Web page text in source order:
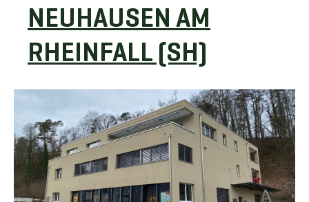
NEUHAUSEN AM
RHEINFALL (SH)